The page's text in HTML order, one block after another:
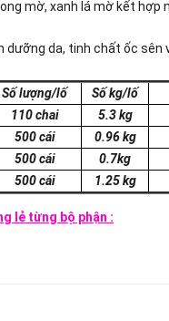
mờ, xanh lá mờ kết
da, tinh chất ốc sên
Số lượng/lố
Số kg/lố
110 chai 5.3 kg
500 cái 0.96 kg
500 cái 0.7kg
500 cái 1.25 kg
lẻ từng bộ phận :